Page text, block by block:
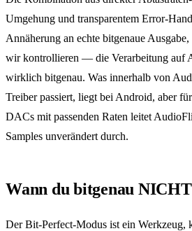
Umgehung und transparentem Error-
Annäherung an echte bitgenaue
wir kontrollieren — die Verarbeitung auf
wirklich bitgenau. Was innerhalb von
Treiber passiert, liegt bei Android, aber
DACs mit passenden Raten leitet
Samples unverändert durch.
Wann du bitgenau
Der Bit-Perfect-Modus ist ein Werkzeug,